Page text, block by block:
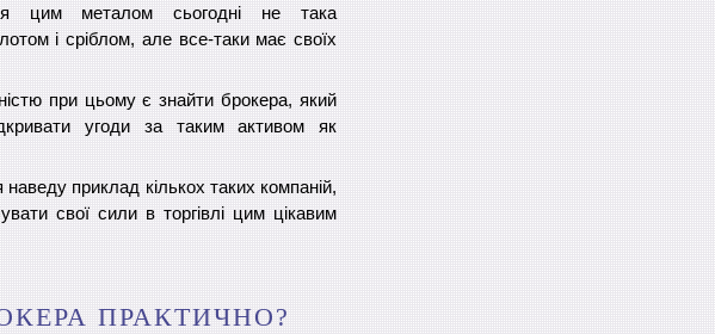
цим металом сьогодні не така
і сріблом, але все-таки має своїх
при цьому є знайти брокера, який
угоди за таким активом як
приклад кількох таких компаній,
свої сили в торгівлі цим цікавим
ПРАКТИЧНО?